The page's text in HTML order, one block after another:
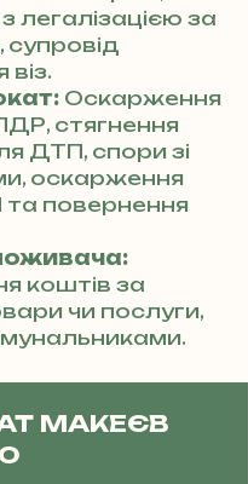
легалізацією за
Оскарження
стягнення
ДТП, спори зі
оскарження
повернення
коштів за
чи послуги,
МАКЕЄВ